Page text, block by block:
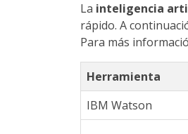
La inteligencia
rápido. A
Para más
Herramienta
IBM Watson